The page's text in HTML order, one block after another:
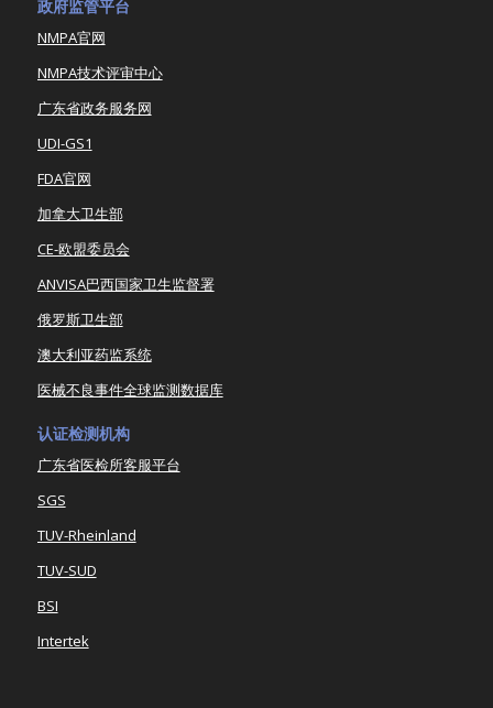
政府监管平台
NMPA官网
NMPA技术评审中心
广东省政务服务网
UDI-GS1
FDA官网
加拿大卫生部
CE-欧盟委员会
ANVISA巴西国家卫生监督署
俄罗斯卫生部
澳大利亚药监系统
医械不良事件全球监测数据库
认证检测机构
广东省医检所客服平台
SGS
TUV-Rheinland
TUV-SUD
BSI
Intertek